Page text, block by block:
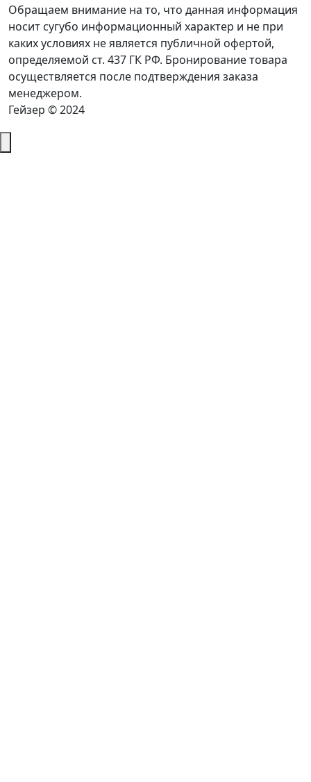
Обращаем внимание на то, что данная информация
носит сугубо информационный характер и не при
каких условиях не является публичной офертой,
определяемой ст. 437 ГК РФ. Бронирование товара
осуществляется после подтверждения заказа
менеджером.
Гейзер © 2024